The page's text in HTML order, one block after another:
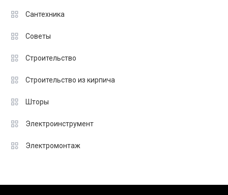
Сантехника
Советы
Строительство
Строительство из кирпича
Шторы
Электроинструмент
Электромонтаж